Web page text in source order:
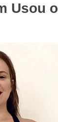
Usou o